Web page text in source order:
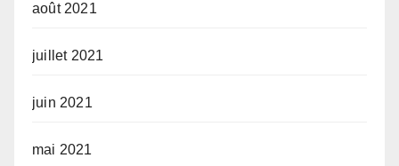
août 2021
juillet 2021
juin 2021
mai 2021